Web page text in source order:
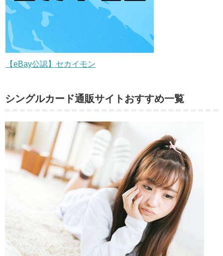
【eBay公認】セカイモン
シングルカード通販サイトおすすめ一覧